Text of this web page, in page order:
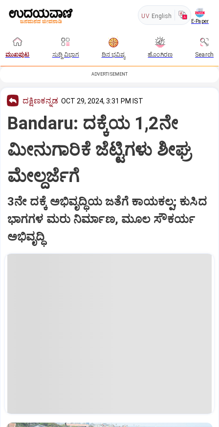
UV English
E-Paper
ಮುಖಪುಟ ಸುದ್ದಿ ವಿಭಾಗ ದಿನ ಭವಿಷ್ಯ ಹೊಂಗಿರಣ Search
ADVERTISEMENT
ದಕ್ಷಿಣಕನ್ನಡ OCT 29, 2024, 3:31 PM IST
Bandaru: ದಕ್ಕೆಯ 1,2ನೇ
ಮೀನುಗಾರಿಕೆ ಜೆಟ್ಟಿಗಳು ಶೀಘ್ರ
ಮೇಲ್ದರ್ಜೆಗೆ
3ನೇ ದಕ್ಕೆ ಅಭಿವೃದ್ಧಿಯ ಜತೆಗೆ ಕಾಯಕಲ್ಪ; ಕುಸಿದ
ಭಾಗಗಳ ಮರು ನಿರ್ಮಾಣ, ಮೂಲ ಸೌಕರ್ಯ
ಅಭಿವೃದ್ಧಿ